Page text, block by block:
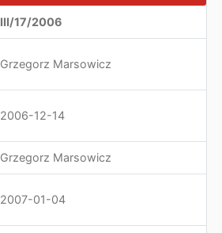
III/17/2006
Grzegorz Marsowicz
2006-12-14
Grzegorz Marsowicz
2007-01-04